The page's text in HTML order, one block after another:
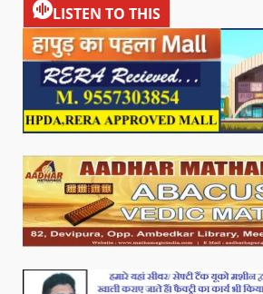
LISTEN TO THIS